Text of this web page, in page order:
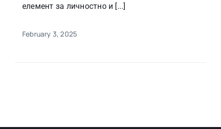
елемент за личностно и [...]
February 3, 2025